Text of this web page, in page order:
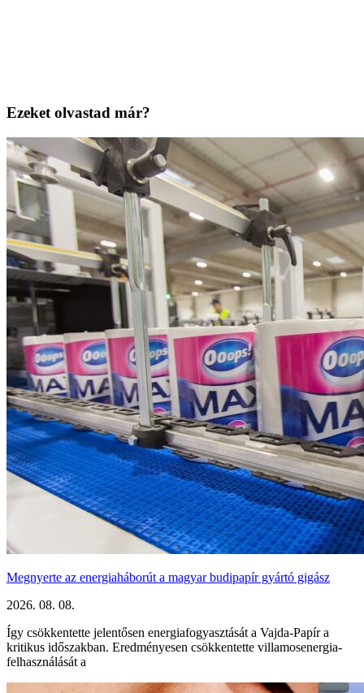
Ezeket olvastad már?
Megnyerte az energiaháborút a magyar budipapír gyártó gigász
2026. 08. 08.
Így csökkentette jelentősen energiafogyasztását a Vajda-Papír a
kritikus időszakban. Eredményesen csökkentette villamosenergia-
felhasználását a